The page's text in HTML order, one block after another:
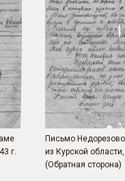
г.
Письмо
из Курской
(Обратная сторона)